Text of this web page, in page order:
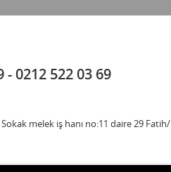
0212 522 03 69
melek iş hanı no:11 daire 29 Fatih/